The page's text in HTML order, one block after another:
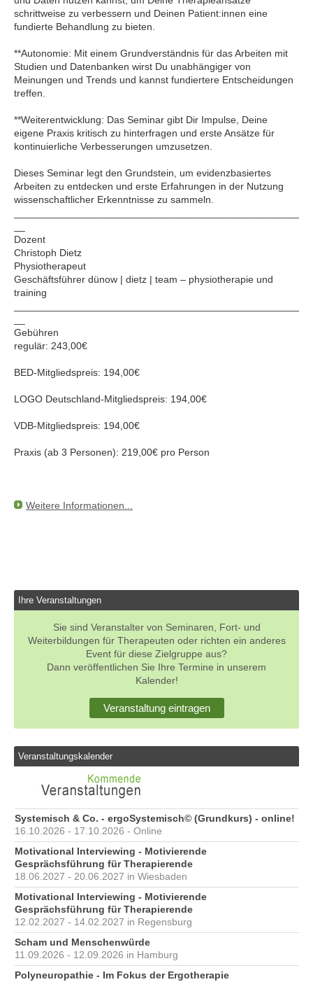
schrittweise zu verbessern und Deinen Patient:innen eine
fundierte Behandlung zu bieten.
**Autonomie: Mit einem Grundverständnis für das Arbeiten mit
Studien und Datenbanken wirst Du unabhängiger von
Meinungen und Trends und kannst fundiertere Entscheidungen
treffen.
**Weiterentwicklung: Das Seminar gibt Dir Impulse, Deine
eigene Praxis kritisch zu hinterfragen und erste Ansätze für
kontinuierliche Verbesserungen umzusetzen.
Dieses Seminar legt den Grundstein, um evidenzbasiertes
Arbeiten zu entdecken und erste Erfahrungen in der Nutzung
wissenschaftlicher Erkenntnisse zu sammeln.
Dozent
Christoph Dietz
Physiotherapeut
Geschäftsführer dünow | dietz | team – physiotherapie und
training
Gebühren
regulär: 243,00€
BED-Mitgliedspreis: 194,00€
LOGO Deutschland-Mitgliedspreis: 194,00€
VDB-Mitgliedspreis: 194,00€
Praxis (ab 3 Personen): 219,00€ pro Person
Weitere Informationen...
Ihre Veranstaltungen
Sie sind Veranstalter von Seminaren, Fort- und
Weiterbildungen für Therapeuten oder richten ein anderes
Event für diese Zielgruppe aus?
Dann veröffentlichen Sie Ihre Termine in unserem
Kalender!
Veranstaltung eintragen
Veranstaltungskalender
Systemisch & Co. - ergoSystemisch© (Grundkurs) - online!
16.10.2026 - 17.10.2026 - Online
Motivational Interviewing - Motivierende
Gesprächsführung für Therapierende
18.06.2027 - 20.06.2027 in Wiesbaden
Motivational Interviewing - Motivierende
Gesprächsführung für Therapierende
12.02.2027 - 14.02.2027 in Regensburg
Scham und Menschenwürde
11.09.2026 - 12.09.2026 in Hamburg
Polyneuropathie - Im Fokus der Ergotherapie